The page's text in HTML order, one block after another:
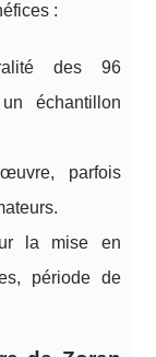
:
des 96
échantillon
parfois
la mise en
période de